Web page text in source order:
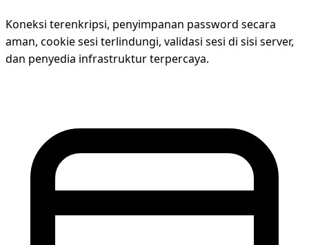
Koneksi terenkripsi, penyimpanan password secara
aman, cookie sesi terlindungi, validasi sesi di sisi server,
dan penyedia infrastruktur terpercaya.